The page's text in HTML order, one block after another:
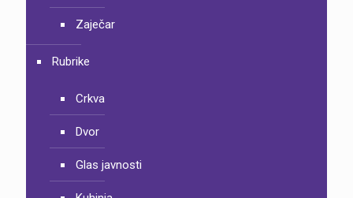
Zaječar
Rubrike
Crkva
Dvor
Glas javnosti